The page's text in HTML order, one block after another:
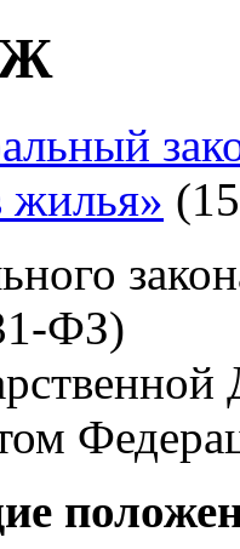
жилья»
ФЗ)